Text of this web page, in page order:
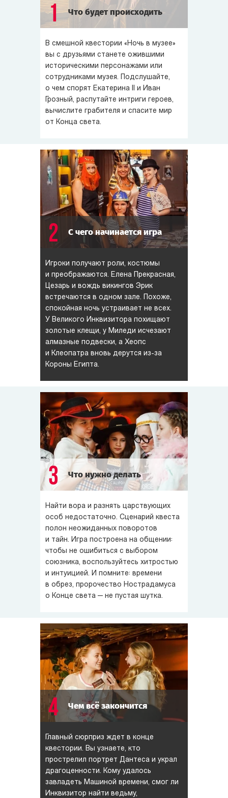
Экспонаты мечтают завладеть Машиной времени,
чтоб вернуться в свою эпоху и изменить судьбу мира.
Но поторопитесь! Ведь согласно предсказанию
Нострадамуса уже завтра наступит Конец света...
1 Что будет происходить
В смешной квестории «Ночь в музее»
вы с друзьями станете ожившими
историческими персонажами или
сотрудниками музея. Подслушайте,
о чем спорят Екатерина II и Иван
Грозный, распутайте интриги героев,
вычислите грабителя и спасите мир
от Конца света.
2 С чего начинается игра
Игроки получают роли, костюмы
и преображаются. Елена Прекрасная,
Цезарь и вождь викингов Эрик
встречаются в одном зале. Похоже,
спокойная ночь устраивает не всех.
У Великого Инквизитора похищают
золотые клещи, у Миледи исчезают
алмазные подвески, а Хеопс
и Клеопатра вновь дерутся из-за
Короны Египта.
3 Что нужно делать
Найти вора и разнять царствующих
особ недостаточно. Сценарий квеста
полон неожиданных поворотов
и тайн. Игра построена на общении:
чтобы не ошибиться с выбором
союзника, воспользуйтесь хитростью
и интуицией. И помните: времени
в обрез, пророчество Нострадамуса
о Конце света — не пустая шутка.
4 Чем всё закончится
Главный сюрприз ждет в конце
квестории. Вы узнаете, кто
прострелил портрет Дантеса и украл
драгоценности. Кому удалось
завладеть Машиной времени, смог ли
Инквизитор найти ведьму,